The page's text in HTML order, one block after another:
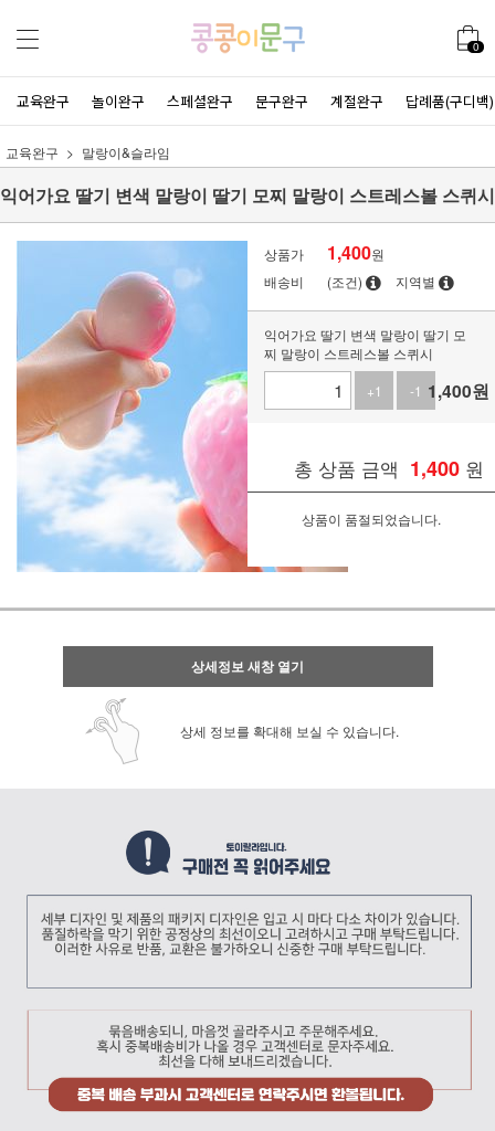
0
교육완구 놀이완구 스페셜완구 문구완구 계절완구 답례품(구디백)
교육완구 말랑이&슬라임
익어가요 딸기 변색 말랑이 딸기 모찌 말랑이 스트레스볼 스퀴시
상품가 1,400원
배송비
(조건) 지역별
익어가요 딸기 변색 말랑이 딸기 모
찌 말랑이 스트레스볼 스퀴시
+1
-1 1,400원
총 상품 금액 1,400 원
상품이 품절되었습니다.
상세정보 새창 열기
상세 정보를 확대해 보실 수 있습니다.